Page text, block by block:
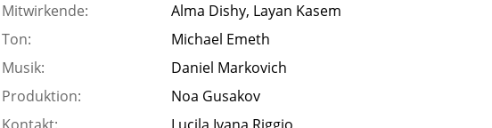
Mitwirkende:
Alma Dishy, Layan Kasem
Ton:
Michael Emeth
Musik:
Daniel Markovich
Produktion:
Noa Gusakov